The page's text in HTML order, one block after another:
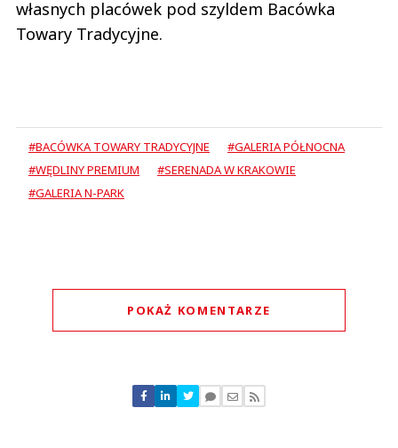
własnych placówek pod szyldem Bacówka
Towary Tradycyjne.
#BACÓWKA TOWARY TRADYCYJNE
#GALERIA PÓŁNOCNA
#WĘDLINY PREMIUM
#SERENADA W KRAKOWIE
#GALERIA N-PARK
POKAŻ KOMENTARZE
Nie znaleziono komentarzy
Zostaw swoje komentarze